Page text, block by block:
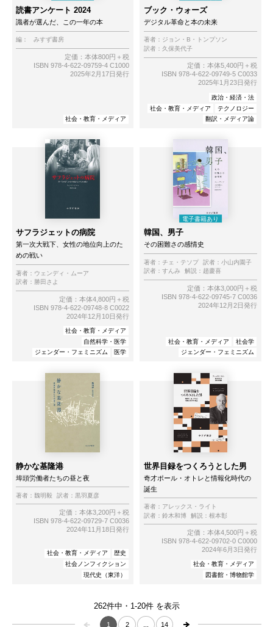
読書アンケート 2024
識者が選んだ、この一年の本
編： みすず書房
定価：本体800円＋税
ISBN 978-4-622-09759-4 C1000
2025年2月17日発行
社会・教育・メディア
ブック・ウォーズ
デジタル革命と本の未来
著者： ジョン・B・トンプソン
訳者： 久保美代子
定価：本体5,400円＋税
ISBN 978-4-622-09749-5 C0033
2025年1月23日発行
政治・経済・法
社会・教育・メディア
テクノロジー
翻訳・メディア論
サフラジェットの病院
第一次大戦下、女性の地位向上のた
めの戦い
著者： ウェンディ・ムーア
訳者： 勝田さよ
定価：本体4,800円＋税
ISBN 978-4-622-09748-8 C0022
2024年12月10日発行
社会・教育・メディア
自然科学・医学
ジェンダー・フェミニズム
医学
韓国、男子
その困難さの感情史
著者： チェ・テソプ 訳者： 小山内園子
訳者： すんみ 解説： 趙慶喜
定価：本体3,000円＋税
ISBN 978-4-622-09745-7 C0036
2024年12月2日発行
社会・教育・メディア
社会学
ジェンダー・フェミニズム
静かな基隆港
埠頭労働者たちの昼と夜
著者： 魏明毅 訳者： 黒羽夏彦
定価：本体3,200円＋税
ISBN 978-4-622-09729-7 C0036
2024年11月18日発行
社会・教育・メディア
歴史
社会ノンフィクション
現代史（東洋）
世界目録をつくろうとした男
奇才ポール・オトレと情報化時代の
誕生
著者： アレックス・ライト
訳者： 鈴木和博 解説： 根本彰
定価：本体4,500円＋税
ISBN 978-4-622-09702-0 C0000
2024年6月3日発行
社会・教育・メディア
図書館・博物館学
1 2 14
262件中・1-20件 を表示